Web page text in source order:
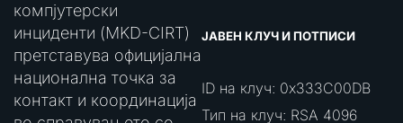
компјутерски
инциденти (MKD-CIRT)
претставува официјална
национална точка за
контакт и координација
ЈАВЕН КЛУЧ И ПОТПИСИ
ID на клуч: 0x333C00DB
Тип на клуч: RSA 4096